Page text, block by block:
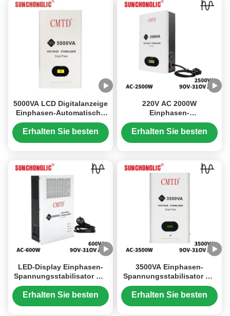
5000VA LCD Digitalanzeige
Einphasen-Automatische
Spannungsregler mit
230V±4% Ausgang
Erhalten Sie besten
220V AC 2000W
Einphasen-
Spannungsstabilisator mit
90-310V
Eingangsspannungsbereich
Erhalten Sie besten
LED-Display Einphasen-
Spannungsstabilisator mit
90-310V Eingangsbereich
und 600VA Aktivleistung
Erhalten Sie besten
3500VA Einphasen-
Spannungsstabilisator mit
90-310V
Eingangsspannungsbereich
Erhalten Sie besten